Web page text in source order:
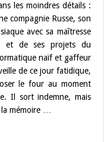
les moindres détails :
compagnie Russe, son
avec sa maîtresse
et de ses projets du
naïf et gaffeur
de ce jour fatidique,
le four au moment
Il sort indemne, mais
mémoire …